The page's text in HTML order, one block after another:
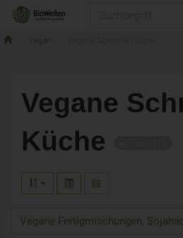
Vegan
Vegane
Küche
Vegane Fertigmischungen,